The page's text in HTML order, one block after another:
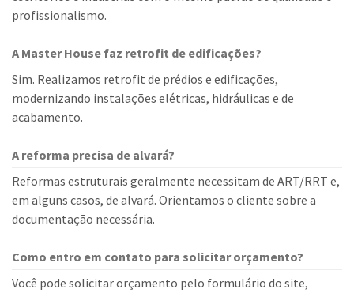
profissionalismo.
A Master House faz retrofit de edificações?
Sim. Realizamos retrofit de prédios e edificações,
modernizando instalações elétricas, hidráulicas e de
acabamento.
A reforma precisa de alvará?
Reformas estruturais geralmente necessitam de ART/RRT e,
em alguns casos, de alvará. Orientamos o cliente sobre a
documentação necessária.
Como entro em contato para solicitar orçamento?
Você pode solicitar orçamento pelo formulário do site,